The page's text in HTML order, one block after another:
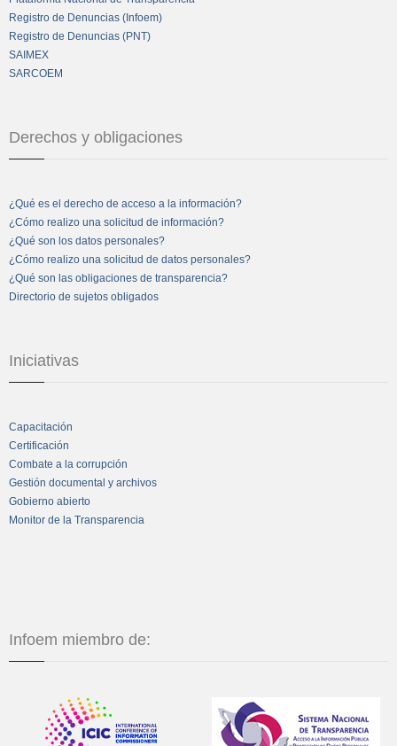
Registro de Denuncias (Infoem)
Registro de Denuncias (PNT)
SAIMEX
SARCOEM
Derechos y obligaciones
¿Qué es el derecho de acceso a la información?
¿Cómo realizo una solicitud de información?
¿Qué son los datos personales?
¿Cómo realizo una solicitud de datos personales?
¿Qué son las obligaciones de transparencia?
Directorio de sujetos obligados
Iniciativas
Capacitación
Certificación
Combate a la corrupción
Gestión documental y archivos
Gobierno abierto
Monitor de la Transparencia
Infoem miembro de: